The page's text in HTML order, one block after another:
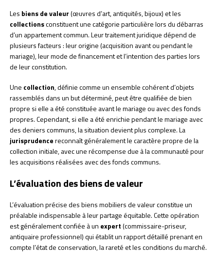
Les biens de valeur(œuvres d’art, antiquités, bijoux) et les
collectionsconstituent une catégorie particulière lors du débarras
d’un appartement commun. Leur traitement juridique dépend de
plusieurs facteurs : leur origine (acquisition avant ou pendant le
mariage), leur mode de financement et l’intention des parties lors
de leur constitution.
Une collection, définie comme un ensemble cohérent d’objets
rassemblés dans un but déterminé, peut être qualifiée de bien
propre si elle a été constituée avant le mariage ou avec des fonds
propres. Cependant, si elle a été enrichie pendant le mariage avec
des deniers communs, la situation devient plus complexe. La
jurisprudencereconnaît généralement le caractère propre de la
collection initiale, avec une récompense due à la communauté pour
les acquisitions réalisées avec des fonds communs.
L’évaluation des biens de valeur
L’évaluation précise des biens mobiliers de valeur constitue un
préalable indispensable à leur partage équitable. Cette opération
est généralement confiée à un expert(commissaire-priseur,
antiquaire professionnel) qui établit un rapport détaillé prenant en
compte l’état de conservation, la rareté et les conditions du marché.